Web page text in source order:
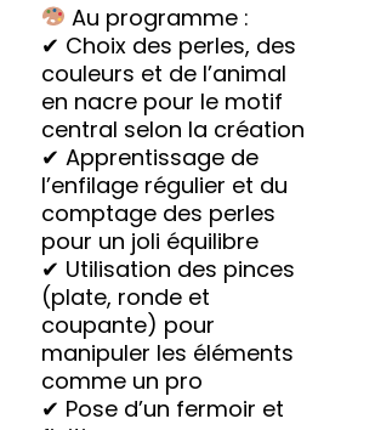
Au programme :
✔ Choix des perles, des
couleurs et de l’animal
en nacre pour le motif
central selon la création
✔ Apprentissage de
l’enfilage régulier et du
comptage des perles
pour un joli équilibre
✔ Utilisation des pinces
(plate, ronde et
coupante) pour
manipuler les éléments
comme un pro
✔ Pose d’un fermoir et